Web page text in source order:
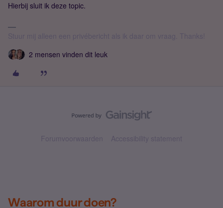
Hierbij sluit ik deze topic.
2 mensen vinden dit leuk
Forumvoorwaarden Accessibility statement
Waarom duur doen?